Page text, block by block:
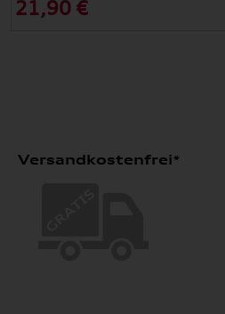
21,90 €
Versandkostenfrei*